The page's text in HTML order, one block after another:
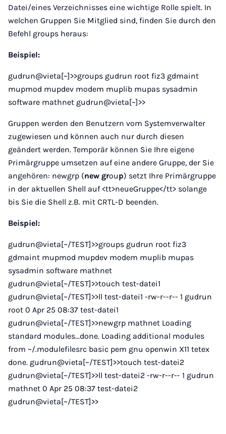
Datei/eines Verzeichnisses eine wichtige Rolle spielt. In
welchen Gruppen Sie Mitglied sind, finden Sie durch den
Befehl groups heraus:
Beispiel:
gudrun@vieta[~]>>groups gudrun root fiz3 gdmaint
mupmod mupdev modem muplib mupas sysadmin
software mathnet gudrun@vieta[~]>>
Gruppen werden den Benutzern vom Systemverwalter
zugewiesen und können auch nur durch diesen
geändert werden. Temporär können Sie Ihre eigene
Primärgruppe umsetzen auf eine andere Gruppe, der Sie
angehören: newgrp (new group) setzt Ihre Primärgruppe
in der aktuellen Shell auf <tt>neueGruppe</tt> solange
bis Sie die Shell z.B. mit CRTL-D beenden.
Beispiel:
gudrun@vieta[~/TEST]>>groups gudrun root fiz3
gdmaint mupmod mupdev modem muplib mupas
sysadmin software mathnet
gudrun@vieta[~/TEST]>>touch test-datei1
gudrun@vieta[~/TEST]>>ll test-datei1 -rw-r--r-- 1 gudrun
root 0 Apr 25 08:37 test-datei1
gudrun@vieta[~/TEST]>>newgrp mathnet Loading
standard modules...done. Loading additional modules
from ~/.modulefilesrc basic pem gnu openwin X11 tetex
done. gudrun@vieta[~/TEST]>>touch test-datei2
gudrun@vieta[~/TEST]>>ll test-datei2 -rw-r--r-- 1 gudrun
mathnet 0 Apr 25 08:37 test-datei2
gudrun@vieta[~/TEST]>>